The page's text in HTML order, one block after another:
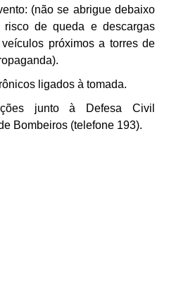
(não se abrigue debaixo
de queda e descargas
próximos a torres de
ligados à tomada.
junto à Defesa Civil
Bombeiros (telefone 193).